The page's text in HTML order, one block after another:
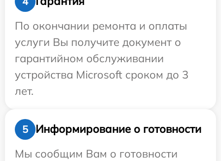
По окончании ремонта и оплаты
услуги Вы получите документ о
гарантийном обслуживании
устройства Microsoft сроком до 3
лет.
5
Информирование о готовности
Мы сообщим Вам о готовности